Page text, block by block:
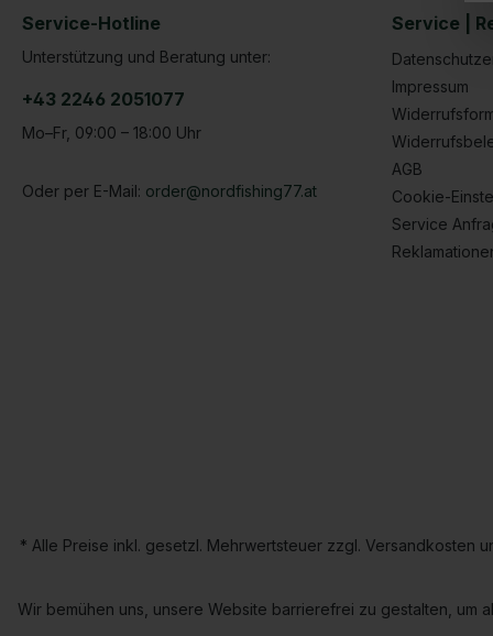
Service-Hotline
Unterstützung und Beratung unter:
+43 2246 2051077
Mo–Fr, 09:00 – 18:00 Uhr
Oder per E-Mail: order@nordfishing77.at
Service |
Impressum
AGB
Cookie-
Service
* Alle Preise inkl. gesetzl. Mehrwertsteuer zzgl. Versandkosten
Wir bemühen uns, unsere Website barrierefrei zu gestalten, um